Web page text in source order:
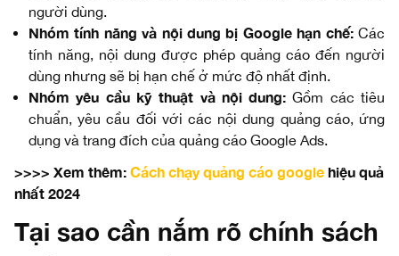
người dùng.
Nhóm tính năng và nội dung bị Google hạn chế:Các
tính năng, nội dung được phép quảng cáo đến người
dùng nhưng sẽ bị hạn chế ở mức độ nhất định.
Nhóm yêu cầu kỹ thuật và nội dung: Gồm các tiêu
chuẩn, yêu cầu đối với các nội dung quảng cáo, ứng
dụng và trang đích của quảng cáo Google Ads.
>>>> Xem thêm: Cách chạy quảng cáo google hiệu quả
nhất 2024
Tại sao cần nắm rõ chính sách